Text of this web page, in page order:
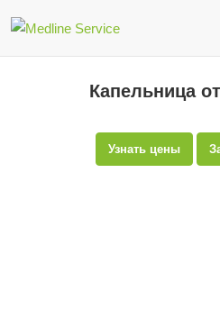
Капельница
Узнать цены